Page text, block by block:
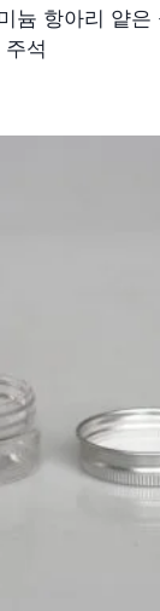
늄 항아리 얕은
석